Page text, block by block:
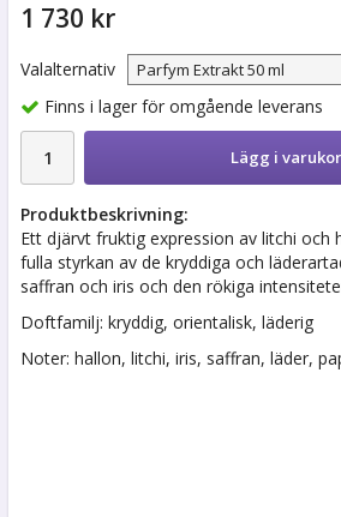
1 730 kr
Valalternativ
Finns i lager för omgående leverans
Lägg i
Produktbeskrivning:
Ett djärvt fruktig expression av litchi och
fulla styrkan av de kryddiga och
saffran och iris och den rökiga
Doftfamilj: kryddig, orientalisk, läderig
Noter: hallon, litchi, iris, saffran, läder,